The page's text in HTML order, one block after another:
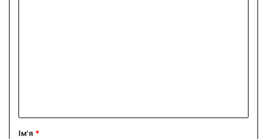
рІм'я *